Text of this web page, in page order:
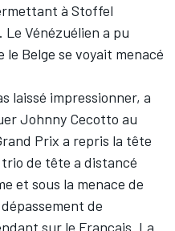
à Stoffel
Vénézuélien a pu
Belge se voyait menacé
laissé impressionner, a
Johnny Cecotto au
Prix a repris la tête
de tête a distancé
et sous la menace de
de
sur le Français. La